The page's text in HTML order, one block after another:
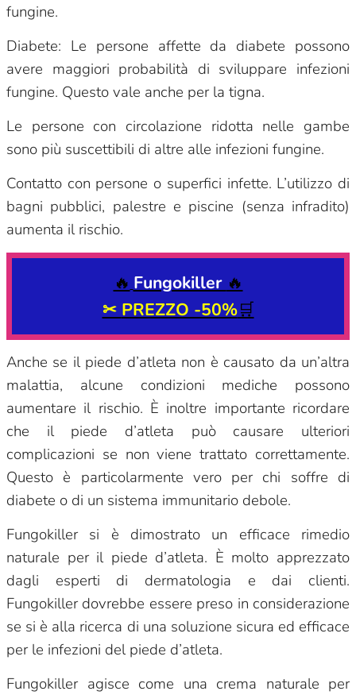
fungine.
Diabete: Le persone affette da diabete possono
avere maggiori probabilità di sviluppare infezioni
fungine. Questo vale anche per la tigna.
Le persone con circolazione ridotta nelle gambe
sono più suscettibili di altre alle infezioni fungine.
Contatto con persone o superfici infette. L’utilizzo di
bagni pubblici, palestre e piscine (senza infradito)
aumenta il rischio.
🔥 Fungokiller 🔥
✂ PREZZO -50%🛒
Anche se il piede d’atleta non è causato da un’altra
malattia, alcune condizioni mediche possono
aumentare il rischio. È inoltre importante ricordare
che il piede d’atleta può causare ulteriori
complicazioni se non viene trattato correttamente.
Questo è particolarmente vero per chi soffre di
diabete o di un sistema immunitario debole.
Fungokiller si è dimostrato un efficace rimedio
naturale per il piede d’atleta. È molto apprezzato
dagli esperti di dermatologia e dai clienti.
Fungokiller dovrebbe essere preso in considerazione
se si è alla ricerca di una soluzione sicura ed efficace
per le infezioni del piede d’atleta.
Fungokiller agisce come una crema naturale per